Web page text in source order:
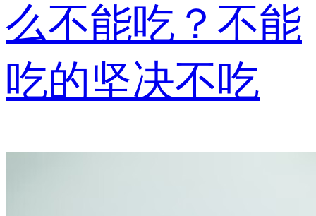
么不能吃？不能
吃的坚决不吃